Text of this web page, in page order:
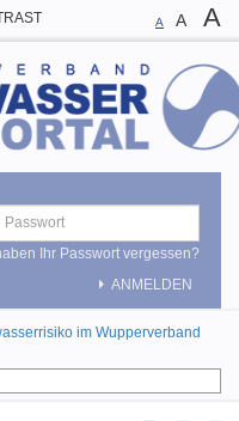
A A A
Ihr Passwort vergessen?
ANMELDEN
im Wupperverband